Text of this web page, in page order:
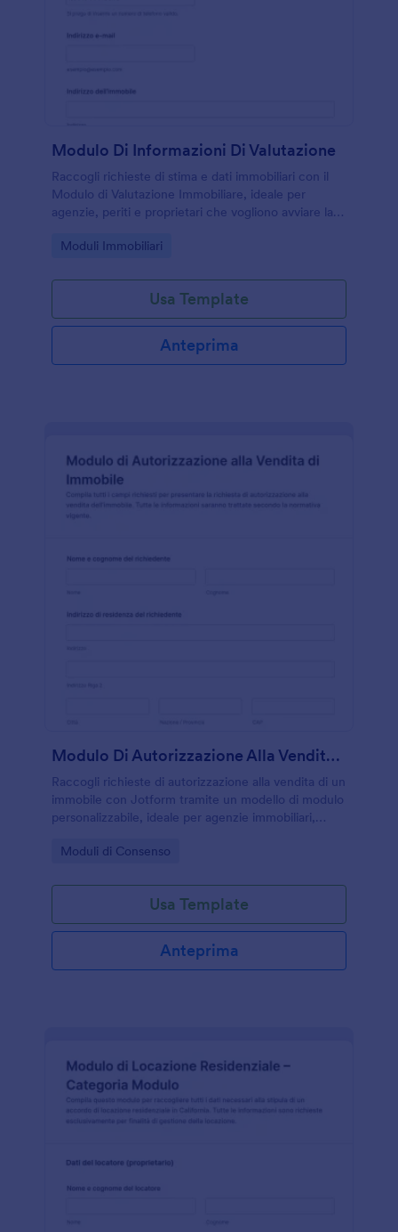
Modulo Di Informazioni Di Valutazione
Raccogli richieste di stima e dati immobiliari con il
Modulo di Valutazione Immobiliare, ideale per
agenzie, periti e proprietari che vogliono avviare la
ordinato.
Go to Category:
Moduli Immobiliari
Usa Template
Anteprima
Modulo Di Autorizzazione Alla Vendita Immobiliare
Raccogli richieste di autorizzazione alla vendita di un
immobile con Jotform tramite un modello di modulo
personalizzabile, ideale per agenzie immobiliari,
condizioni di vendita.
Go to Category:
Moduli di Consenso
Usa Template
Anteprima